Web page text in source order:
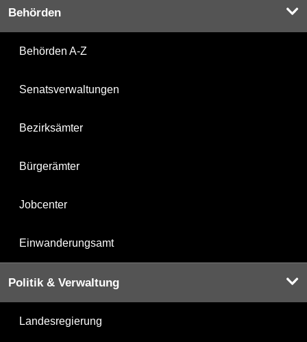
Behörden
Behörden A-Z
Senatsverwaltungen
Bezirksämter
Bürgerämter
Jobcenter
Einwanderungsamt
Politik & Verwaltung
Landesregierung